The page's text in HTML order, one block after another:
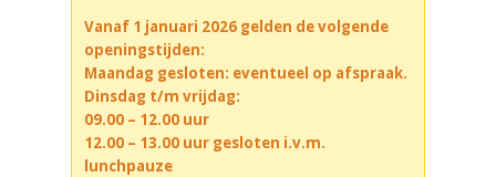
Vanaf 1 januari 2026 gelden de volgende
openingstijden:
Maandag gesloten: eventueel op afspraak.
Dinsdag t/m vrijdag:
09.00 – 12.00 uur
12.00 – 13.00 uur gesloten i.v.m.
lunchpauze